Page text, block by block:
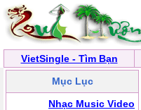
VietSingle - Tìm Bạn
Mục Lục
Nhạc Music Video